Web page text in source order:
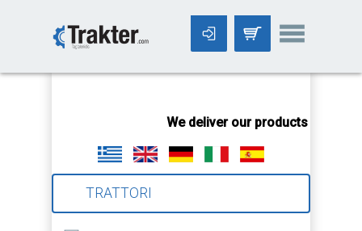
We deliver our products
TRATTORI